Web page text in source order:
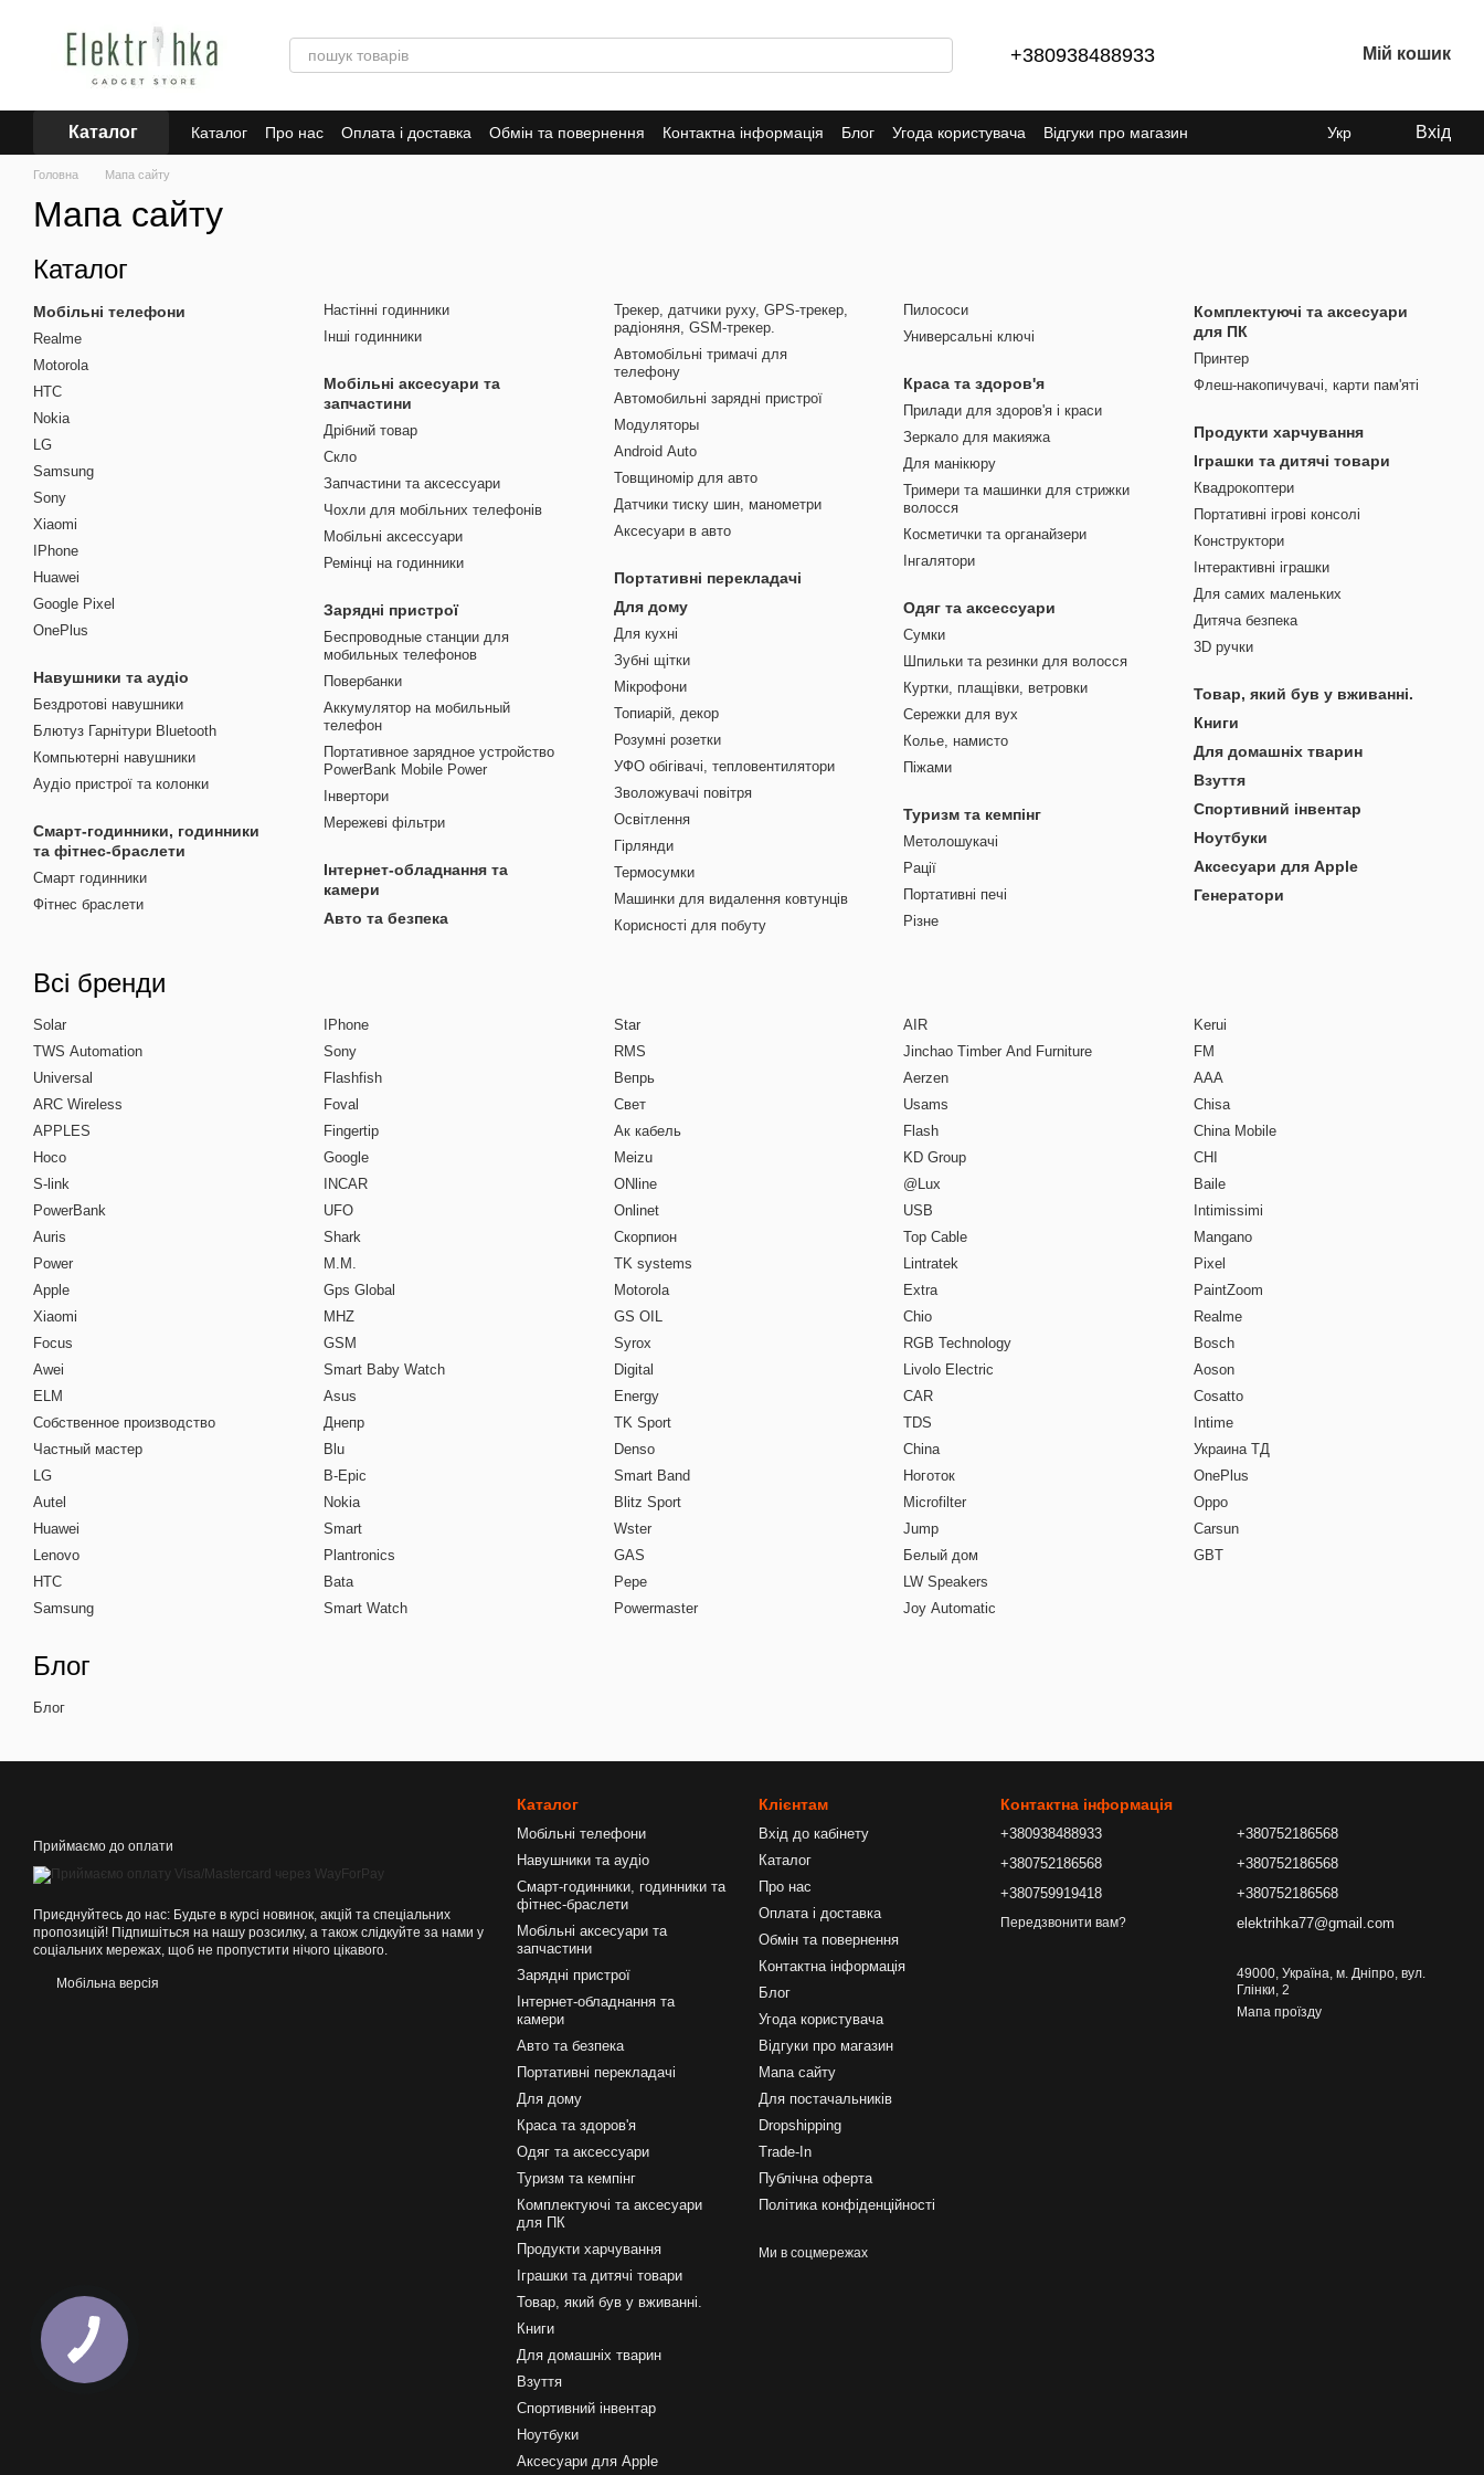
+380938488933 Мій кошик
Каталог Каталог Про нас Оплата і доставка Обмін та повернення Контактна інформація Блог Угода користувача
Відгуки про магазин
Для постачальників
Dropshipping Trade-In Публічна оферта Політика конфіденційності
Укр Вхід
Головна Мапа сайту
Мапа сайту
Каталог
Мобільні телефони
Realme
Motorola
HTC
Nokia
LG
Samsung
Sony
Xiaomi
IPhone
Huawei
Google Pixel
OnePlus
Навушники та аудіо
Бездротові навушники
Блютуз Гарнітури Bluetooth
Компьютерні навушники
Аудіо пристрої та колонки
Смарт-годинники, годинники
та фітнес-браслети
Смарт годинники
Фітнес браслети
Настінні годинники
Інші годинники
Мобільні аксесуари та
запчастини
Дрібний товар
Скло
Запчастини та аксессуари
Чохли для мобільних телефонів
Мобільні аксессуари
Ремінці на годинники
Зарядні пристрої
Беспроводные станции для
мобильных телефонов
Повербанки
Аккумулятор на мобильный
телефон
Портативное зарядное устройство
PowerBank Mobile Power
Інвертори
Мережеві фільтри
Інтернет-обладнання та
камери
Авто та безпека
Трекер, датчики руху, GPS-трекер,
радіоняня, GSM-трекер.
Автомобільні тримачі для
телефону
Автомобильні зарядні пристрої
Модуляторы
Android Auto
Товщиномір для авто
Датчики тиску шин, манометри
Аксесуари в авто
Портативні перекладачі
Для дому
Для кухні
Зубні щітки
Мікрофони
Топиарій, декор
Розумні розетки
УФО обігівачі, тепловентилятори
Зволожувачі повітря
Освітлення
Гірлянди
Термосумки
Машинки для видалення ковтунців
Корисності для побуту
Пилососи
Универсальні ключі
Краса та здоров'я
Прилади для здоров'я і краси
Зеркало для макияжа
Для манікюру
Тримери та машинки для стрижки
волосся
Косметички та органайзери
Інгалятори
Одяг та аксессуари
Сумки
Шпильки та резинки для волосся
Куртки, плащівки, ветровки
Сережки для вух
Колье, намисто
Піжами
Туризм та кемпінг
Метолошукачі
Рації
Портативні печі
Різне
Комплектуючі та аксесуари
для ПК
Принтер
Флеш-накопичувачі, карти пам'яті
Продукти харчування
Іграшки та дитячі товари
Квадрокоптери
Портативні ігрові консолі
Конструктори
Інтерактивні іграшки
Для самих маленьких
Дитяча безпека
3D ручки
Товар, який був у вживанні.
Книги
Для домашніх тварин
Взуття
Спортивний інвентар
Ноутбуки
Аксесуари для Apple
Генератори
Всі бренди
Solar
TWS Automation
Universal
ARC Wireless
APPLES
Hoco
S-link
PowerBank
Auris
Power
Apple
Xiaomi
Focus
Awei
ELM
Собственное производство
Частный мастер
LG
Autel
Huawei
Lenovo
HTC
Samsung
IPhone
Sony
Flashfish
Foval
Fingertip
Google
INCAR
UFO
Shark
M.M.
Gps Global
MHZ
GSM
Smart Baby Watch
Asus
Днепр
Blu
B-Epic
Nokia
Smart
Plantronics
Bata
Smart Watch
Star
RMS
Вепрь
Свет
Ак кабель
Meizu
ONline
Onlinet
Скорпион
TK systems
Motorola
GS OIL
Syrox
Digital
Energy
TK Sport
Denso
Smart Band
Blitz Sport
Wster
GAS
Pepe
Powermaster
AIR
Jinchao Timber And Furniture
Aerzen
Usams
Flash
KD Group
@Lux
USB
Top Cable
Lintratek
Extra
Chio
RGB Technology
Livolo Electric
CAR
TDS
China
Ноготок
Microfilter
Jump
Белый дом
LW Speakers
Joy Automatic
Kerui
FM
ААА
Chisa
China Mobile
CHI
Baile
Intimissimi
Mangano
Pixel
PaintZoom
Realme
Bosch
Aoson
Cosatto
Intime
Украина ТД
OnePlus
Oppo
Carsun
GBT
Блог
Блог
Приймаємо до оплати
Приєднуйтесь до нас: Будьте в курсі новинок, акцій та спеціальних
пропозицій! Підпишіться на нашу розсилку, а також слідкуйте за нами у
соціальних мережах, щоб не пропустити нічого цікавого.
Мобільна версія
Каталог
Мобільні телефони
Навушники та аудіо
Смарт-годинники, годинники та
фітнес-браслети
Мобільні аксесуари та
запчастини
Зарядні пристрої
Інтернет-обладнання та
камери
Авто та безпека
Портативні перекладачі
Для дому
Краса та здоров'я
Одяг та аксессуари
Туризм та кемпінг
Комплектуючі та аксесуари
для ПК
Продукти харчування
Іграшки та дитячі товари
Товар, який був у вживанні.
Книги
Для домашніх тварин
Взуття
Спортивний інвентар
Ноутбуки
Аксесуари для Apple
Клієнтам
Вхід до кабінету
Каталог
Про нас
Оплата і доставка
Обмін та повернення
Контактна інформація
Блог
Угода користувача
Відгуки про магазин
Мапа сайту
Для постачальників
Dropshipping
Trade-In
Публічна оферта
Політика конфіденційності
Ми в соцмережах
Контактна інформація
+380938488933
+380752186568
+380759919418
Передзвонити вам?
+380752186568
+380752186568
+380752186568
elektrihka77@gmail.com
49000, Україна, м. Дніпро, вул.
Глінки, 2
Мапа проїзду